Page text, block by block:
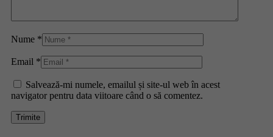
Nume *
Email *
Salvează-mi numele, emailul și site-ul web în acest
navigator pentru data viitoare când o să comentez.